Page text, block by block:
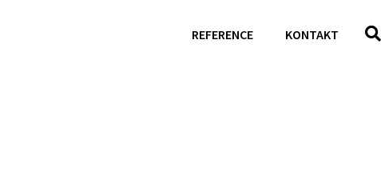
REFERENCE KONTAKT